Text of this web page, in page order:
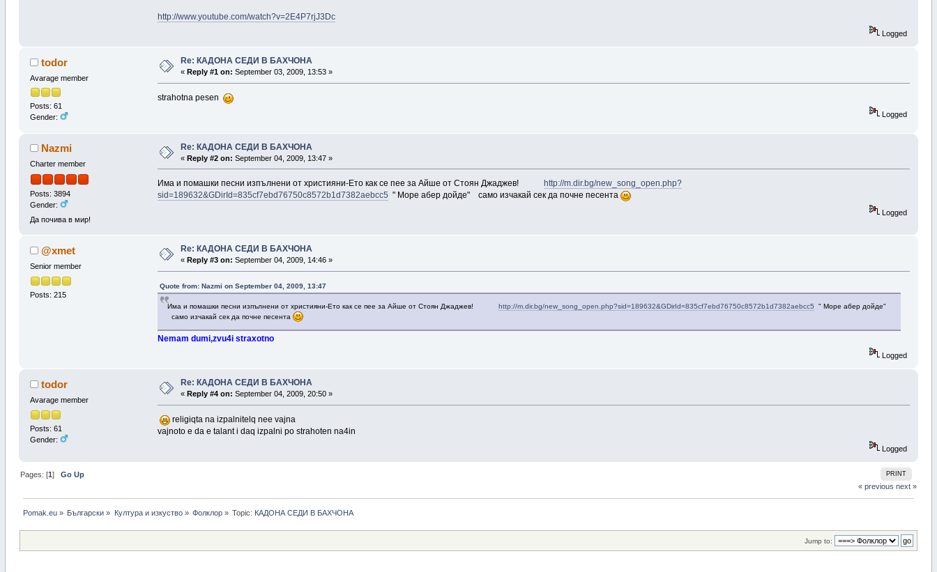
http://www.youtube.com/watch?v=2E4P7rjJ3Dc
Logged
todor
Avarage member
Posts: 61
Gender:
Re: КАДОНА СЕДИ В БАХЧОНА
« Reply #1 on: September 03, 2009, 13:53 »
strahotna pesen
Logged
Nazmi
Charter member
Posts: 3894
Gender:
Да почива в мир!
Re: КАДОНА СЕДИ В БАХЧОНА
« Reply #2 on: September 04, 2009, 13:47 »
Има и помашки песни изпълнени от християни-Ето как се пее за Айше от Стоян Джаджев!
http://m.dir.bg/new_song_open.php?
sid=189632&GDirId=835cf7ebd76750c8572b1d7382aebcc5 " Море абер дойде" само изчакай сек да почне песента
Logged
@xmet
Senior member
Posts: 215
Re: КАДОНА СЕДИ В БАХЧОНА
« Reply #3 on: September 04, 2009, 14:46 »
Quote from: Nazmi on September 04, 2009, 13:47
Има и помашки песни изпълнени от християни-Ето как се пее за Айше от Стоян Джаджев!http://m.dir.bg/new_song_open.php?sid=189632&GDirId=835cf7ebd76750c8572b1d7382aebcc5
" Море абер дойде"
само изчакай сек да почне песента
Nemam dumi,zvu4i straxotno
Logged
todor
Avarage member
Posts: 61
Gender:
Re: КАДОНА СЕДИ В БАХЧОНА
« Reply #4 on: September 04, 2009, 20:50 »
religiqta na izpalnitelq nee vajna
vajnoto e da e talant i daq izpalni po strahoten na4in
Logged
PRINT
Pages: [1] Go Up
« previous next »
Pomak.eu» Български » Култура и изкуство» Фолклор» Topic: КАДОНА СЕДИ В БАХЧОНА
Jump to: